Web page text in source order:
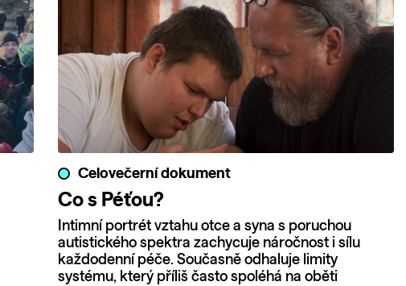
Celovečerní dokument
Co s Péťou?
Intimní portrét vztahu otce a syna s poruchou
autistického spektra zachycuje náročnost i sílu
každodenní péče. Současně odhaluje limity
systému, který příliš často spoléhá na oběti